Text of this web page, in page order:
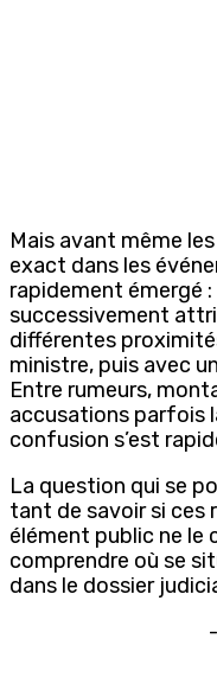
Mais avant même
exact dans les
rapidement émergé
successivement
différentes
ministre, puis avec
Entre rumeurs,
accusations parfois
confusion s’est
La question qui se
tant de savoir si ces
élément public ne le
comprendre où se
dans le dossier